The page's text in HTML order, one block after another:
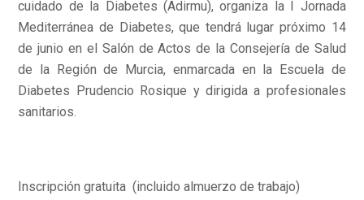
cuidado de la Diabetes (Adirmu), organiza la I Jornada
Mediterránea de Diabetes, que tendrá lugar próximo 14
de junio en el Salón de Actos de la Consejería de Salud
de la Región de Murcia, enmarcada en la Escuela de
Diabetes Prudencio Rosique y dirigida a profesionales
sanitarios.
Inscripción gratuita (incluido almuerzo de trabajo)